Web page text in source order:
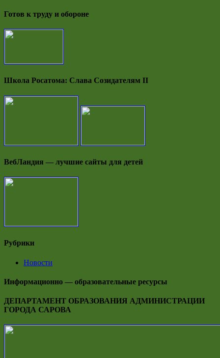
Готов к труду и обороне
Школа Росатома: Слава Созидателям II
ВебЛандия — лучшие сайты для детей
Рубрики
Новости
Информационно — образовательные ресурсы
ДЕПАРТАМЕНТ ОБРАЗОВАНИЯ АДМИНИСТРАЦИИ
ГОРОДА САРОВА